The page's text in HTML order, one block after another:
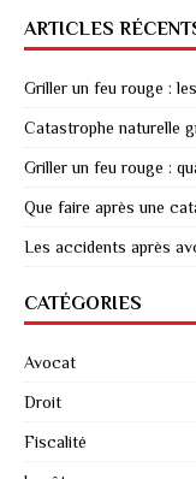
ARTICLES
Griller un feu rouge :
Catastrophe naturelle
Griller un feu rouge :
Que faire après une
Les accidents après
CATÉGORIES
Avocat
Droit
Fiscalité